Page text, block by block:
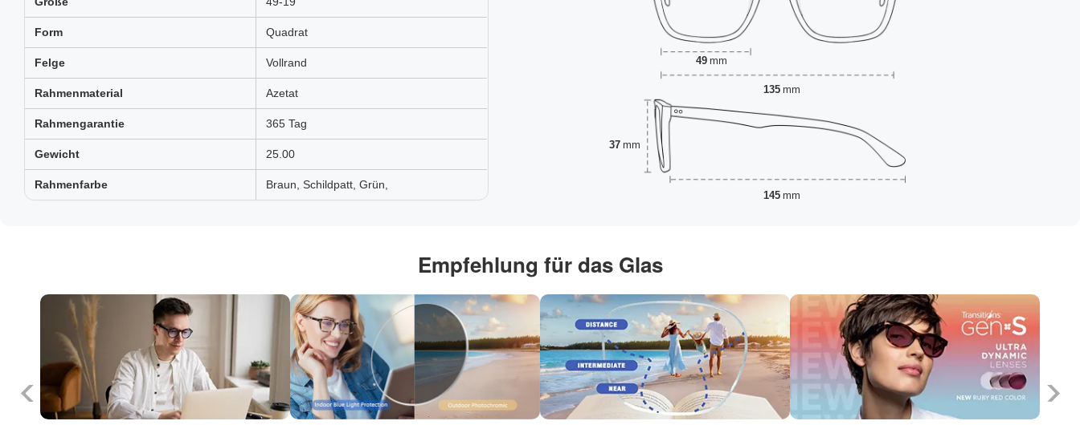
Form Quadrat
Felge Vollrand
Rahmenmaterial Azetat
Rahmengarantie 365 Tag
Gewicht 25.00
Rahmenfarbe Braun, Schildpatt, Grün,
49 mm
37 mm
135 mm
145 mm
Empfehlung für das Glas